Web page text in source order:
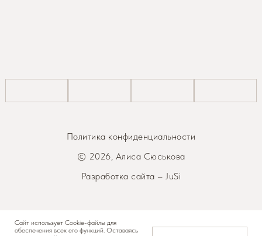
Сайт использует Cookie-файлы для
обеспечения всех его функций. Оставаясь
Политика конфиденциальности
© 2026, Алиса Сюськова
Разработка сайта – JuSi